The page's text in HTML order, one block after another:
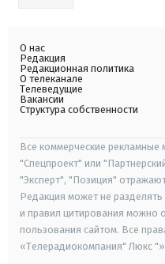
О нас
Редакция
Редакционная политика
О телеканале
Телеведущие
Вакансии
Структура собственности
Все коммерческие
"Спецпроект" или
"Эксперт", "Позиция"
Редакция может не
и правил цитирования можно
пользования сайтом. Все
«Телерадиокомпания" Люкс